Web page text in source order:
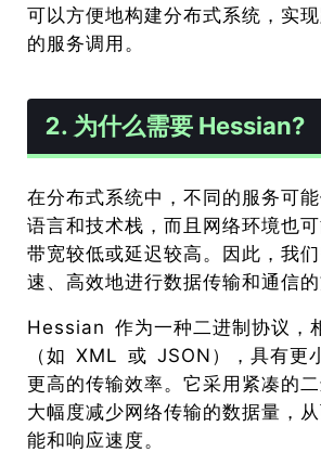
可以方便地构建分布式系统，实
的服务调用。
2. 为什么需要 Hessian?
在分布式系统中，不同的服务可
语言和技术栈，而且网络环境也
带宽较低或延迟较高。因此，我
速、高效地进行数据传输和通信的
Hessian 作为一种二进制协议，
（如 XML 或 JSON），具有更
更高的传输效率。它采用紧凑的
大幅度减少网络传输的数据量，
能和响应速度。